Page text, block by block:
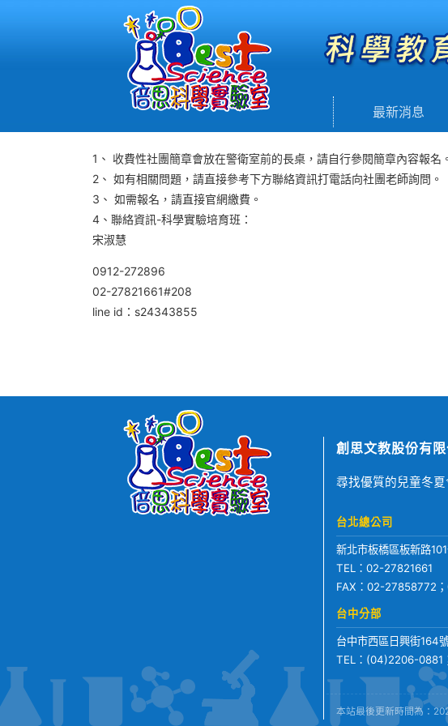
最新消息
1、 收費性社團簡章會放在警衛室前的長桌，請自行參閱簡章內容報名。
2、 如有相關問題，請直接參考下方聯絡資訊打電話向社團老師詢問。
3、 如需報名，請直接官網繳費。
4、聯絡資訊-科學實驗培育班：
宋淑慧
0912-272896
02-27821661#208
line id：s24343855
創思文教股份有
尋找優質的兒童冬
台北總公司
新北市板橋區板新路
TEL： 02-27821661
FAX：02-27858772
台中分部
台中市西區日興街164
TEL： (04)2206-0881
本站最後更新時間為：